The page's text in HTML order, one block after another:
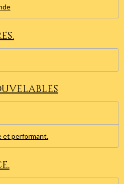
et performant.